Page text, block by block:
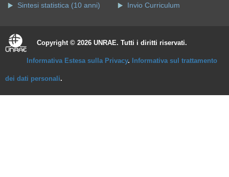
Sintesi statistica (10 anni)
Invio Curriculum
Copyright © 2026 UNRAE. Tutti i diritti riservati.
Informativa Estesa sulla Privacy. Informativa sul trattamento
dei dati personali.